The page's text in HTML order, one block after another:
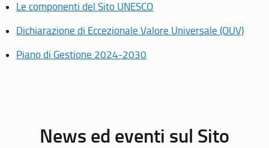
Le componenti del Sito UNESCO
Dichiarazione di Eccezionale Valore Universale (OUV)
Piano di Gestione 2024-2030
News ed eventi sul Sito